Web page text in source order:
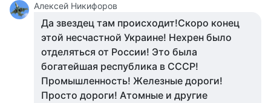
Алексей Никифоров
Да звездец там происходит!Скоро конец
этой несчастной Украине! Нехрен было
отделяться от России! Это была
богатейшая республика в СССР!
Промышленность! Железные дороги!
Просто дороги! Атомные и другие